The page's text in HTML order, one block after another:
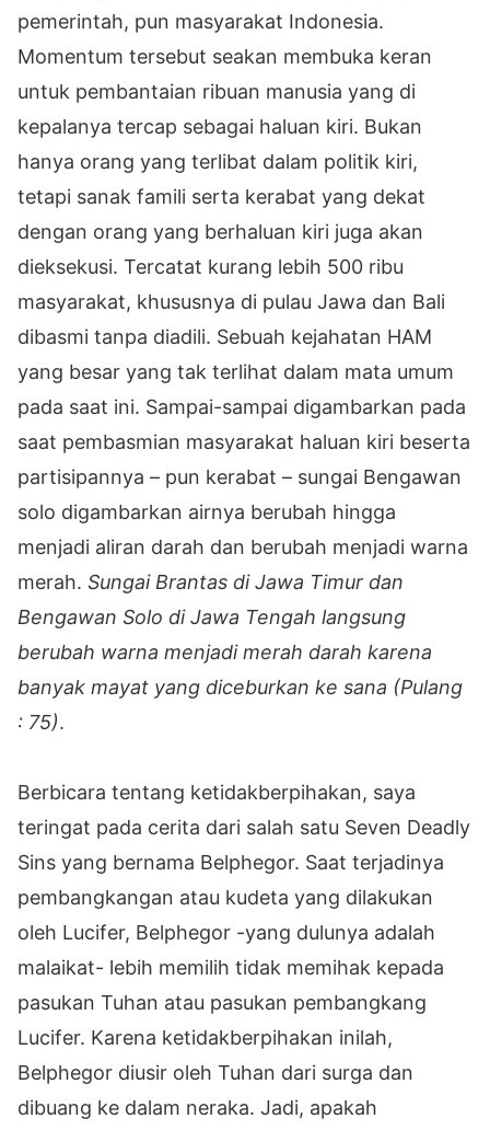
pemerintah, pun masyarakat Indonesia.
Momentum tersebut seakan membuka keran
untuk pembantaian ribuan manusia yang di
kepalanya tercap sebagai haluan kiri. Bukan
hanya orang yang terlibat dalam politik kiri,
tetapi sanak famili serta kerabat yang dekat
dengan orang yang berhaluan kiri juga akan
dieksekusi. Tercatat kurang lebih 500 ribu
masyarakat, khususnya di pulau Jawa dan Bali
dibasmi tanpa diadili. Sebuah kejahatan HAM
yang besar yang tak terlihat dalam mata umum
pada saat ini. Sampai-sampai digambarkan pada
saat pembasmian masyarakat haluan kiri beserta
partisipannya – pun kerabat – sungai Bengawan
solo digambarkan airnya berubah hingga
menjadi aliran darah dan berubah menjadi warna
merah. Sungai Brantas di Jawa Timur dan
Bengawan Solo di Jawa Tengah langsung
berubah warna menjadi merah darah karena
banyak mayat yang diceburkan ke sana (Pulang
: 75).
Berbicara tentang ketidakberpihakan, saya
teringat pada cerita dari salah satu Seven Deadly
Sins yang bernama Belphegor. Saat terjadinya
pembangkangan atau kudeta yang dilakukan
oleh Lucifer, Belphegor -yang dulunya adalah
malaikat- lebih memilih tidak memihak kepada
pasukan Tuhan atau pasukan pembangkang
Lucifer. Karena ketidakberpihakan inilah,
Belphegor diusir oleh Tuhan dari surga dan
dibuang ke dalam neraka. Jadi, apakah